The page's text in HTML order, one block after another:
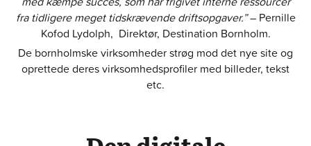
fra tidligere meget tidskrævende driftsopgaver.”– Pernille
Kofod Lydolph, Direktør, Destination Bornholm.
De bornholmske virksomheder strøg mod det nye site og
oprettede deres virksomhedsprofiler med billeder, tekst
etc.